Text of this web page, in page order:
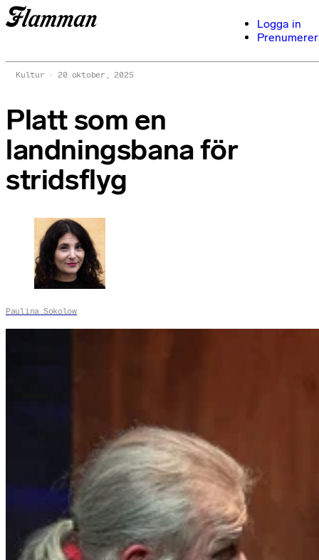
Logga in
Kultur 20 oktober, 2025
Platt som en
landningsbana för
stridsflyg
Paulina Sokolow